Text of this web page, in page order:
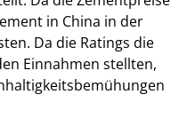
in China in der
Da die Ratings die
Einnahmen stellten,